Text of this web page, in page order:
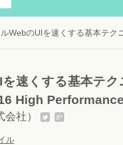
WebのUIを速くする基本テク
速くする基本テク
High
会社）
ル